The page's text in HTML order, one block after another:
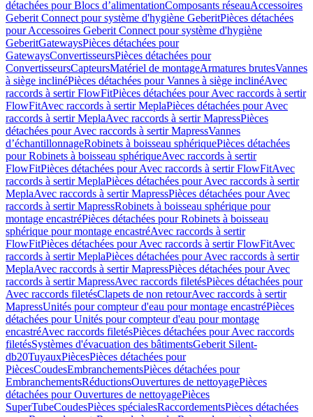
détachées pour Blocs d’alimentationComposants réseauAccessoires
Geberit Connect pour système d'hygiène GeberitPièces détachées
pour Accessoires Geberit Connect pour système d'hygiène
GeberitGatewaysPièces détachées pour
GatewaysConvertisseursPièces détachées pour
ConvertisseursCapteursMatériel de montageArmatures brutesVannes
à siège inclinéPièces détachées pour Vannes à siège inclinéAvec
raccords à sertir FlowFitPièces détachées pour Avec raccords à sertir
FlowFitAvec raccords à sertir MeplaPièces détachées pour Avec
raccords à sertir MeplaAvec raccords à sertir MapressPièces
détachées pour Avec raccords à sertir MapressVannes
d’échantillonnageRobinets à boisseau sphériquePièces détachées
pour Robinets à boisseau sphériqueAvec raccords à sertir
FlowFitPièces détachées pour Avec raccords à sertir FlowFitAvec
raccords à sertir MeplaPièces détachées pour Avec raccords à sertir
MeplaAvec raccords à sertir MapressPièces détachées pour Avec
raccords à sertir MapressRobinets à boisseau sphérique pour
montage encastréPièces détachées pour Robinets à boisseau
sphérique pour montage encastréAvec raccords à sertir
FlowFitPièces détachées pour Avec raccords à sertir FlowFitAvec
raccords à sertir MeplaPièces détachées pour Avec raccords à sertir
MeplaAvec raccords à sertir MapressPièces détachées pour Avec
raccords à sertir MapressAvec raccords filetésPièces détachées pour
Avec raccords filetésClapets de non retourAvec raccords à sertir
MapressUnités pour compteur d'eau pour montage encastréPièces
détachées pour Unités pour compteur d'eau pour montage
encastréAvec raccords filetésPièces détachées pour Avec raccords
filetésSystèmes d'évacuation des bâtimentsGeberit Silent-
db20TuyauxPiècesPièces détachées pour
PiècesCoudesEmbranchementsPièces détachées pour
EmbranchementsRéductionsOuvertures de nettoyagePièces
détachées pour Ouvertures de nettoyagePièces
SuperTubeCoudesPièces spécialesRaccordementsPièces détachées